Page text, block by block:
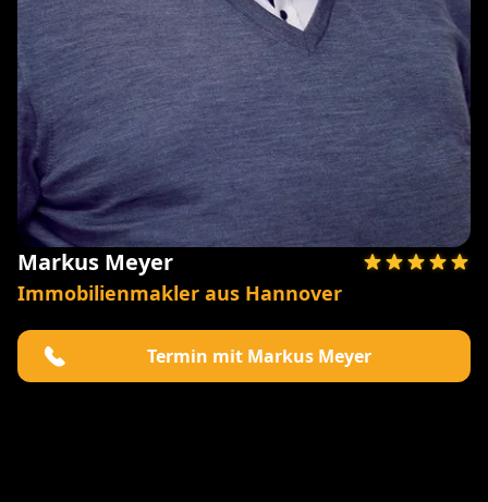
Markus Meyer
Immobilienmakler aus Hannover
Termin mit Markus Meyer